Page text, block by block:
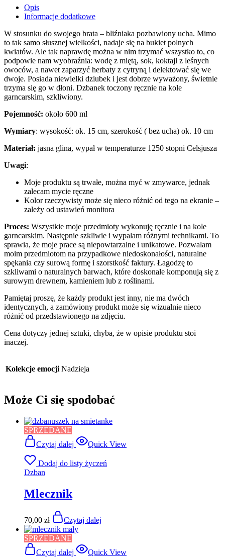
Opis
Informacje dodatkowe
W stosunku do swojego brata – bliźniaka pozbawiony ucha. Mimo
to tak samo słusznej wielkości, nadaje się na bukiet polnych
kwiatów. Ale tak naprawdę można w nim trzymać wszystko to, co
podpowie nam wyobraźnia: wodę z miętą, sok, koktajl z leśnych
owoców, a nawet zaparzyć herbaty z cytryną i delektować się we
dwoje. Posiada niewielki dziubek i jest dobrze wyważony, świetnie
trzyma się go w dłoni. Dzbanek toczony ręcznie na kole
garncarskim, szkliwiony.
Pojemność: około 600 ml
Wymiary: wysokość: ok. 15 cm, szerokość ( bez ucha) ok. 10 cm
Materiał: jasna glina, wypał w temperaturze 1250 stopni Celsjusza
Uwagi:
Moje produktu są trwałe, można myć w zmywarce, jednak
zalecam mycie ręczne
Kolor rzeczywisty może się nieco różnić od tego na ekranie –
zależy od ustawień monitora
Proces: Wszystkie moje przedmioty wykonuję ręcznie i na kole
garncarskim. Następnie szkliwie i wypalam różnymi technikami. To
sprawia, że moje prace są niepowtarzalne i unikatowe. Pozwalam
moim przedmiotom na przypadkowe niedoskonałości, naturalne
spękania czy surową formę i szorstkość faktury. Łagodzę to
szkliwami o naturalnych barwach, które doskonale komponują się z
surowym drewnem, kamieniem lub z roślinami.
Pamiętaj proszę, że każdy produkt jest inny, nie ma dwóch
identycznych, a zamówiony produkt może się wizualnie nieco
różnić od przedstawionego na zdjęciu.
Cena dotyczy jednej sztuki, chyba, że w opisie produktu stoi
inaczej.
Kolekcje emocji Nadzieja
Może Ci się spodobać
SPRZEDANE
Czytaj dalej
Quick View
Dodaj do listy życzeń
Dzban
Mlecznik
70,00 zł Czytaj dalej
SPRZEDANE
Czytaj dalej
Quick View